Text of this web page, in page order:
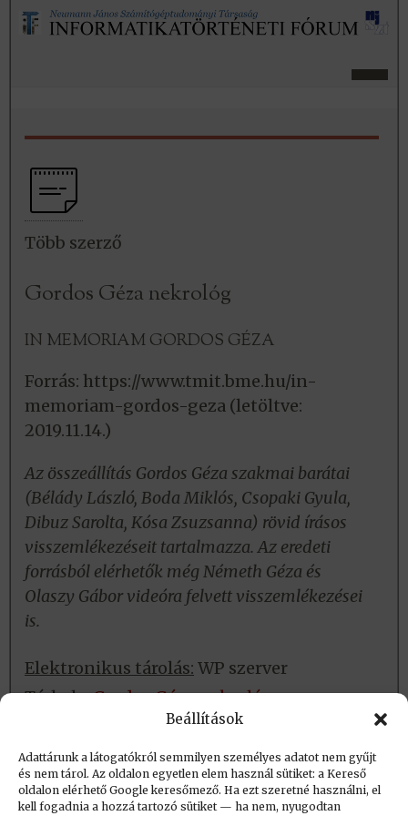
Beállítások
Adattárunk a látogatókról semmilyen személyes adatot nem gyűjt
és nem tárol. Az oldalon egyetlen elem használ sütiket: a Kereső
oldalon elérhető Google keresőmező. Ha ezt szeretné használni, el
kell fogadnia a hozzá tartozó sütiket — ha nem, nyugodtan
Több szerző
Gordos Géza nekrológ
IN MEMORIAM GORDOS GÉZA
Forrás: https://www.tmit.bme.hu/in-
memoriam-gordos-geza (letöltve:
2019.11.14.)
Az összeállítás Gordos Géza szakmai barátai
(Bélády László, Boda Miklós, Csopaki Gyula,
Dibuz Sarolta, Kósa Zsuzsanna) rövid írásos
visszemlékezéseit tartalmazza. Az eredeti
forrásból elérhetők még Németh Géza és
Olaszy Gábor videóra felvett visszemlékezései
is.
Elektronikus tárolás: WP szerver
Tárhely:Gordos Géza nekrológ
Létrehozva: 2017.08.08. 18:12